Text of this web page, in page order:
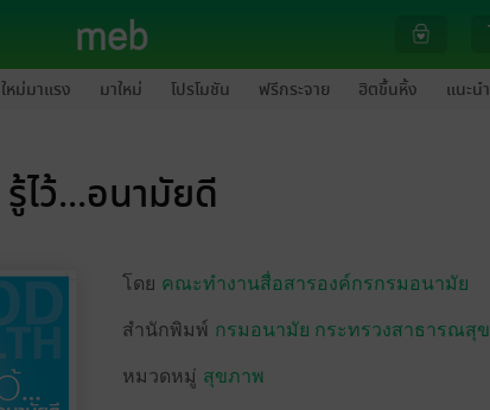
ใหม่มาแรง มาใหม่ โปรโมชัน ฟรีกระจาย ฮิตขึ้นหิ้ง แนะนำ
รู้ไว้...อนามัยดี
โดย คณะทำงานสื่อสารองค์กรกรมอนามัย
สำนักพิมพ์ กรมอนามัย กระทรวงสาธารณสุข
หมวดหมู่ สุขภาพ